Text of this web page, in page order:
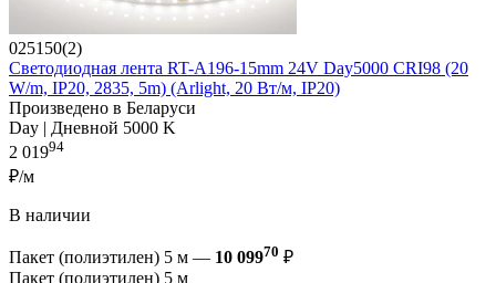
025150(2)
Светодиодная лента RT-A196-15mm 24V Day5000 CRI98 (20
W/m, IP20, 2835, 5m) (Arlight, 20 Вт/м, IP20)
Произведено в Беларуси
Day | Дневной 5000 K
2 01994
₽/м
В наличии
Пакет (полиэтилен) 5 м — 10 09970 ₽
Пакет (полиэтилен) 5 м